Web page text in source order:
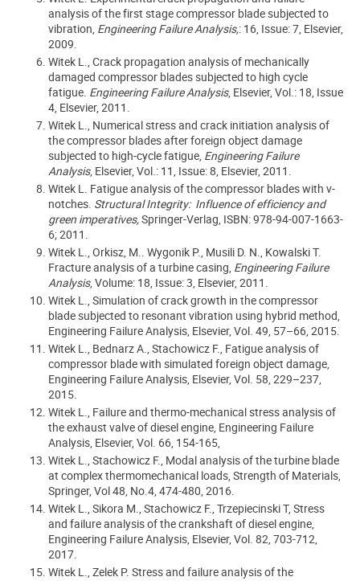
analysis of the first stage compressor blade subjected to
vibration, Engineering Failure Analysis,: 16, Issue: 7, Elsevier,
2009.
Witek L., Crack propagation analysis of mechanically
damaged compressor blades subjected to high cycle
fatigue. Engineering Failure Analysis, Elsevier, Vol.: 18, Issue
4, Elsevier, 2011.
Witek L., Numerical stress and crack initiation analysis of
the compressor blades after foreign object damage
subjected to high-cycle fatigue, Engineering Failure
Analysis, Elsevier, Vol.: 11, Issue: 8, Elsevier, 2011.
Witek L. Fatigue analysis of the compressor blades with v-
notches. Structural Integrity: Influence of efficiency and
green imperatives,Springer-Verlag, ISBN: 978-94-007-1663-
6; 2011.
Witek L., Orkisz, M.. Wygonik P., Musili D. N., Kowalski T.
Fracture analysis of a turbine casing, Engineering Failure
Analysis, Volume: 18, Issue: 3, Elsevier, 2011.
Witek L., Simulation of crack growth in the compressor
blade subjected to resonant vibration using hybrid method,
Engineering Failure Analysis, Elsevier, Vol. 49, 57–66, 2015.
Witek L., Bednarz A., Stachowicz F., Fatigue analysis of
compressor blade with simulated foreign object damage,
Engineering Failure Analysis, Elsevier, Vol. 58, 229–237,
2015.
Witek L., Failure and thermo-mechanical stress analysis of
the exhaust valve of diesel engine, Engineering Failure
Analysis, Elsevier, Vol. 66, 154-165,
Witek L., Stachowicz F., Modal analysis of the turbine blade
at complex thermomechanical loads, Strength of Materials,
Springer, Vol 48, No.4, 474-480, 2016.
Witek L., Sikora M., Stachowicz F., Trzepiecinski T, Stress
and failure analysis of the crankshaft of diesel engine,
Engineering Failure Analysis, Elsevier, Vol. 82, 703-712,
2017.
Witek L., Zelek P. Stress and failure analysis of the